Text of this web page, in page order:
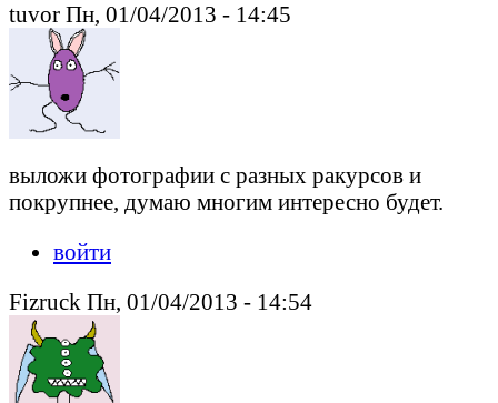
tuvor Пн, 01/04/2013 - 14:45
выложи фотографии с разных ракурсов и
покрупнее, думаю многим интересно будет.
войти
Fizruck Пн, 01/04/2013 - 14:54